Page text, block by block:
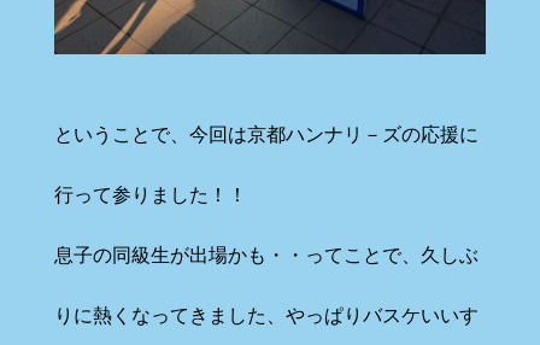
ということで、今回は京都ハンナリ－ズの応援に
行って参りました！！
息子の同級生が出場かも・・ってことで、久しぶ
りに熱くなってきました、やっぱりバスケいいす